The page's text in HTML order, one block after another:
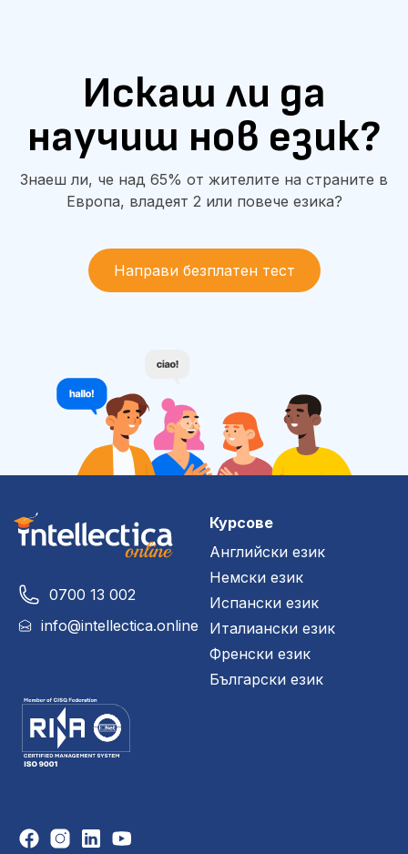
Искаш ли да
научиш нов език?
Знаеш ли, че над 65% от жителите на страните в
Европа, владеят 2 или повече езика?
Направи безплатен тест
0700 13 002
info@intellectica.online
Курсове
Английски език
Немски език
Испански език
Италиански език
Френски език
Български език